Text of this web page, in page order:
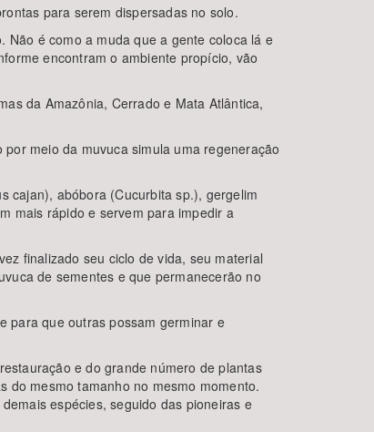
para serem dispersadas no solo.
Não é como a muda que a gente coloca lá e
encontram o ambiente propício, vão
da Amazônia, Cerrado e Mata Atlântica,
meio da muvuca simula uma regeneração
cajan), abóbora (Cucurbita sp.), gergelim
mais rápido e servem para impedir a
finalizado seu ciclo de vida, seu material
de sementes e que permanecerão no
para que outras possam germinar e
e do grande número de plantas
do mesmo tamanho no mesmo momento.
espécies, seguido das pioneiras e